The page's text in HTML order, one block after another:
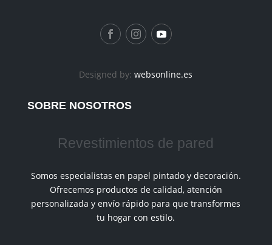
Designed by:websonline.es
SOBRE NOSOTROS
Revestimientos de pared
Somos especialistas en papel pintado y decoración.
Ofrecemos productos de calidad, atención
personalizada y envío rápido para que transformes
tu hogar con estilo.